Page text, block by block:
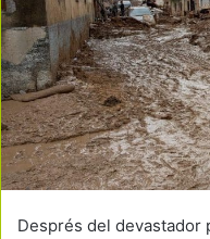
Després del devastador